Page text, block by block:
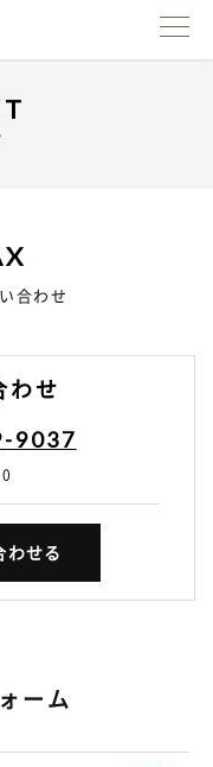
合わせ
わせ
9037
わせる
ーム